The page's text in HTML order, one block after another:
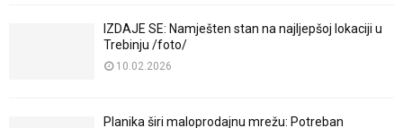
IZDAJE SE: Namješten stan na najljepšoj lokaciji u
Trebinju /foto/
10.02.2026
Planika širi maloprodajnu mrežu: Potreban